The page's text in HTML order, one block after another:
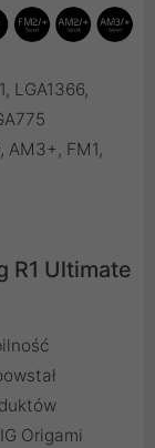
LGA1366,
AM3+, FM1,
R1 Ultimate
Origami